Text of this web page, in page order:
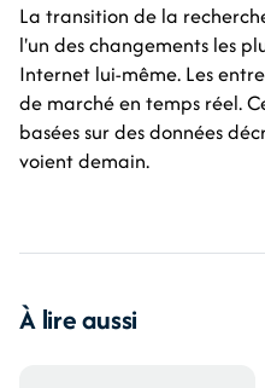
La transition de la
l'un des changements les
Internet lui-même. Les
de marché en temps réel.
basées sur des données
voient demain.
À lire aussi